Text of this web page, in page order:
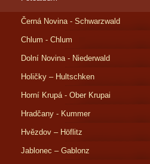
Černá Novina - Schwarzwald
Chlum - Chlum
Dolní Novina - Niederwald
Holičky – Hultschken
Horní Krupá - Ober Krupai
Hradčany - Kummer
Hvězdov – Höflitz
Jablonec – Gablonz